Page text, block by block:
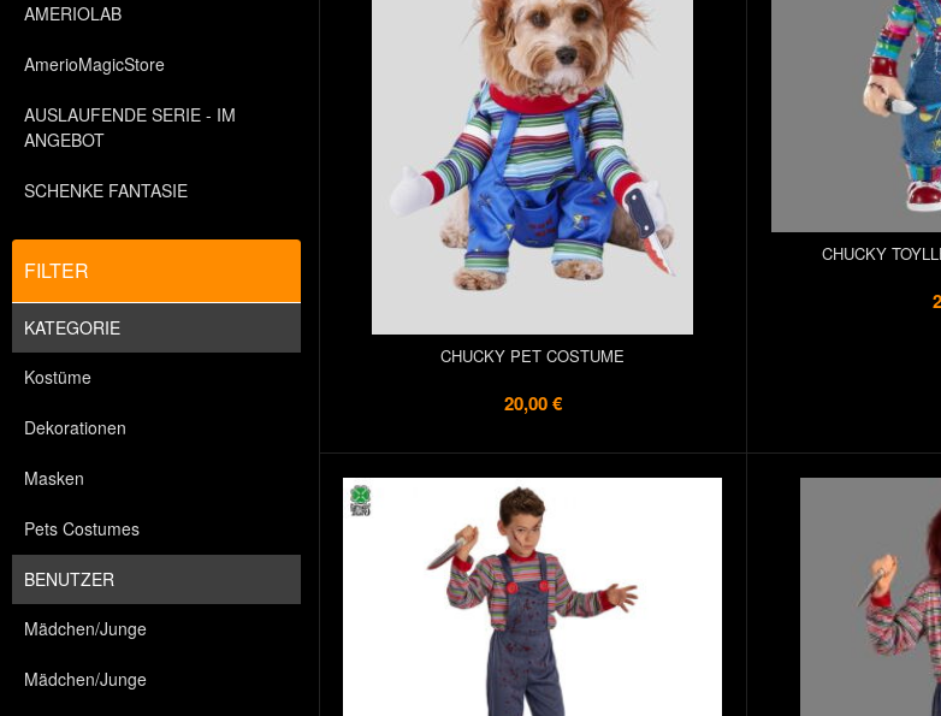
AMERIOLAB
AmerioMagicStore
AUSLAUFENDE SERIE - IM
ANGEBOT
SCHENKE FANTASIE
FILTER
KATEGORIE
Kostüme
Dekorationen
Masken
Pets Costumes
BENUTZER
Mädchen/Junge
Mädchen/Junge
CHUCKY PET COSTUME
20,00 €
CHUCKY